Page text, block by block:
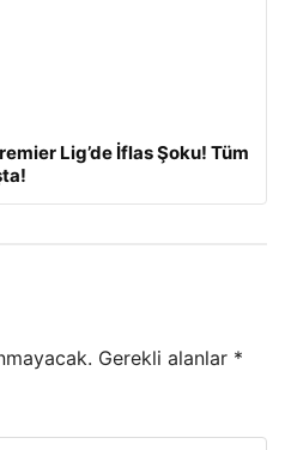
Lig’de İflas Şoku! Tüm
Gerekli alanlar *